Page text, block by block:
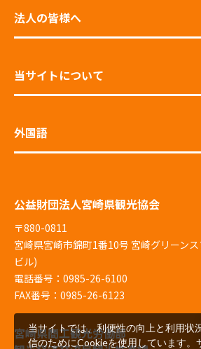
法人の皆様へ
当サイトについて
外国語
公益財団法人宮崎県観光協会
〒880-0811
宮崎県宮崎市錦町1番10号 宮崎グリーン
ビル)
電話番号：0985-26-6100
FAX番号：0985-26-6123
宮崎県商工観光労働部
当サイトでは、利便性の向上と利用状
信のためにCookieを使用しています。